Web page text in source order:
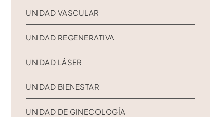
UNIDAD VASCULAR
UNIDAD REGENERATIVA
UNIDAD LÁSER
UNIDAD BIENESTAR
UNIDAD DE GINECOLOGÍA